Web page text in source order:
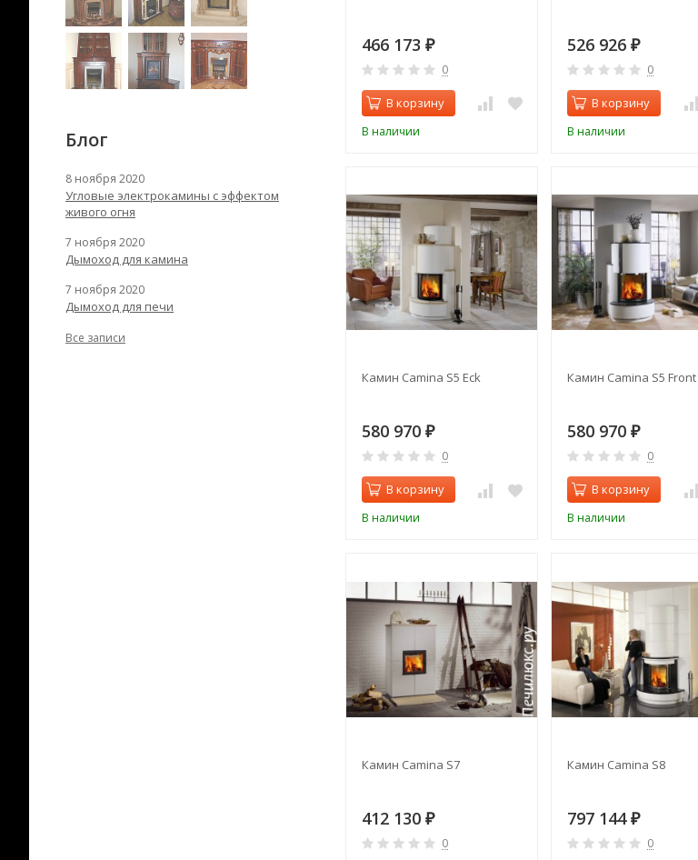
466 173 ₽
0
В корзину
В наличии
526 926₽
0
В корзину
В наличии
Камин Camina S5 Eck
580 970 ₽
0
В корзину
В наличии
Камин Camina S5 Front
580 970₽
0
В корзину
В наличии
Камин Camina S7
412 130 ₽
0
Камин Camina S8
797 144₽
0
Блог
8 ноября 2020
Угловые электрокамины с эффектом
живого огня
7 ноября 2020
Дымоход для камина
7 ноября 2020
Дымоход для печи
Все записи